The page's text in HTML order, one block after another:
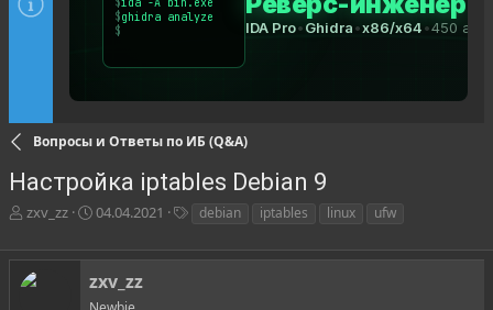
Вопросы и Ответы по ИБ (Q&A)
Настройка iptables Debian 9
А
т
о
р
zxv_zz
Д
т
н
04.04.2021
г
debian iptables linux ufw
zxv_zz